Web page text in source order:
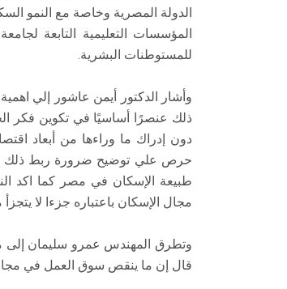
الدولة المصرية وخاصة مع النمو
المؤسسات التعليمية التابعة
للمستوطنات البشرية.
وأشار الدكتور أيمن عاشور إلي
ذلك عنصرًا أساسيًا في تكوين فكر
دون إدراك ما وراءها من أبعاد
حرص علي توضيح ضرورة ربط ذلك
طبيعة الإسكان في مصر كما اكد
مجال الإسكان باعتباره جزءا لا
وتطرق المهندس عمرو سليمان إلى
قال إن ما ينقص سوق العمل في مجال